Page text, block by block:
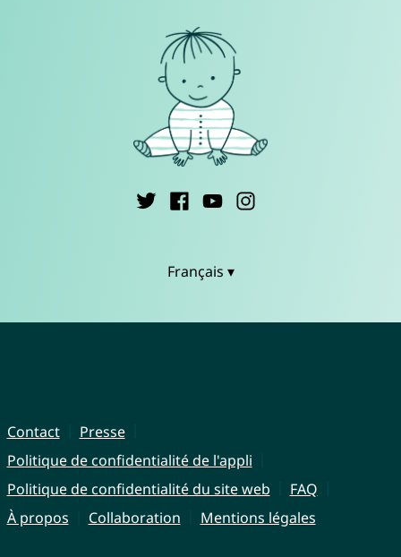
Français ▾
Contact
Presse
Politique de confidentialité de l'appli
Politique de confidentialité du site web
FAQ
À propos
Collaboration Mentions légales